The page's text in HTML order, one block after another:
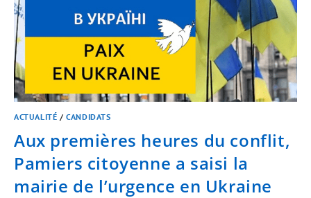
ACTUALITÉ /CANDIDATS
Aux premières heures du conflit,
Pamiers citoyenne a saisi la
mairie de l’urgence en Ukraine